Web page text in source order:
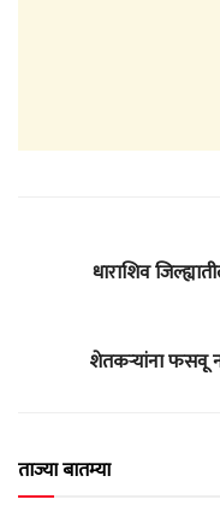
धाराशिव
शेतकऱ्यांना
ताज्या बातम्या